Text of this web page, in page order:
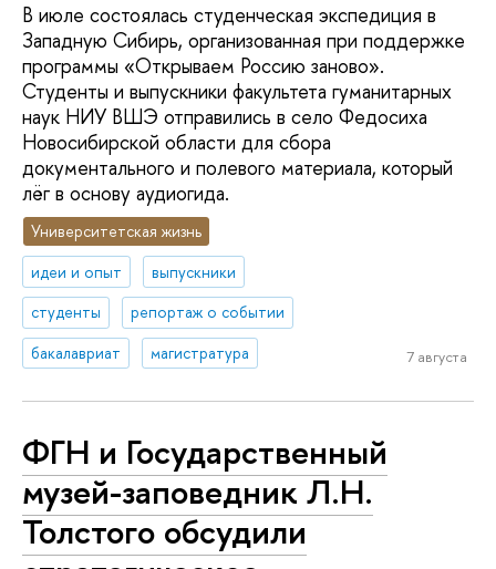
В июле состоялась студенческая экспедиция в
Западную Сибирь, организованная при поддержке
программы «Открываем Россию заново».
Студенты и выпускники факультета гуманитарных
наук НИУ ВШЭ отправились в село Федосиха
Новосибирской области для сбора
документального и полевого материала, который
лёг в основу аудиогида.
Университетская жизнь
идеи и опыт
выпускники
студенты
репортаж о событии
бакалавриат
магистратура 7 августа
ФГН и Государственный
музей-заповедник Л.Н.
Толстого обсудили